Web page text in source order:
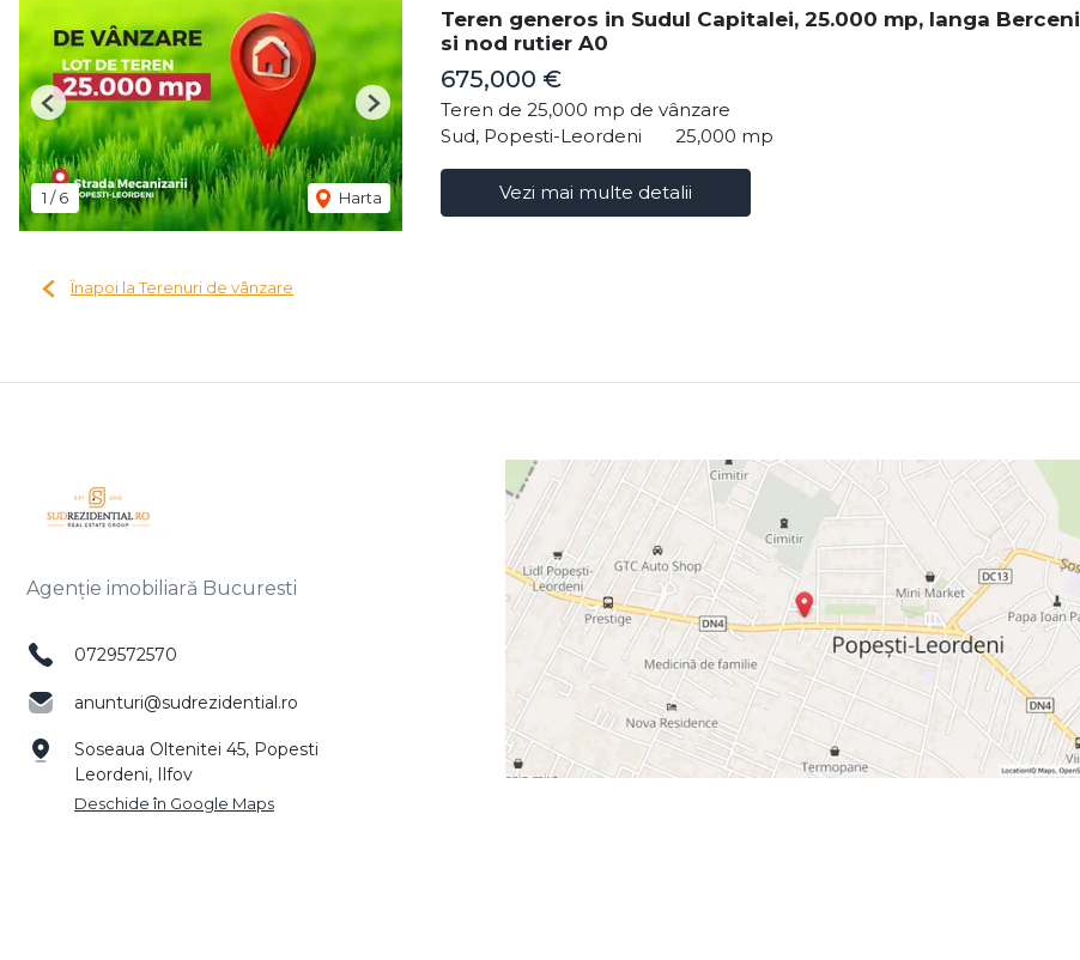
1 /6 Harta
Previous Next
Teren generos in Sudul Capitalei, 25.000 mp, langa Berceni
si nod rutier A0
675,000 €
Teren de 25,000 mp de vânzare
Sud, Popesti-Leordeni
25,000 mp
Vezi mai multe detalii
Înapoi la Terenuri de vânzare
Agenție imobiliară Bucuresti
0729572570
anunturi@sudrezidential.ro
Soseaua Oltenitei 45, Popesti
Leordeni, Ilfov
Deschide în Google Maps